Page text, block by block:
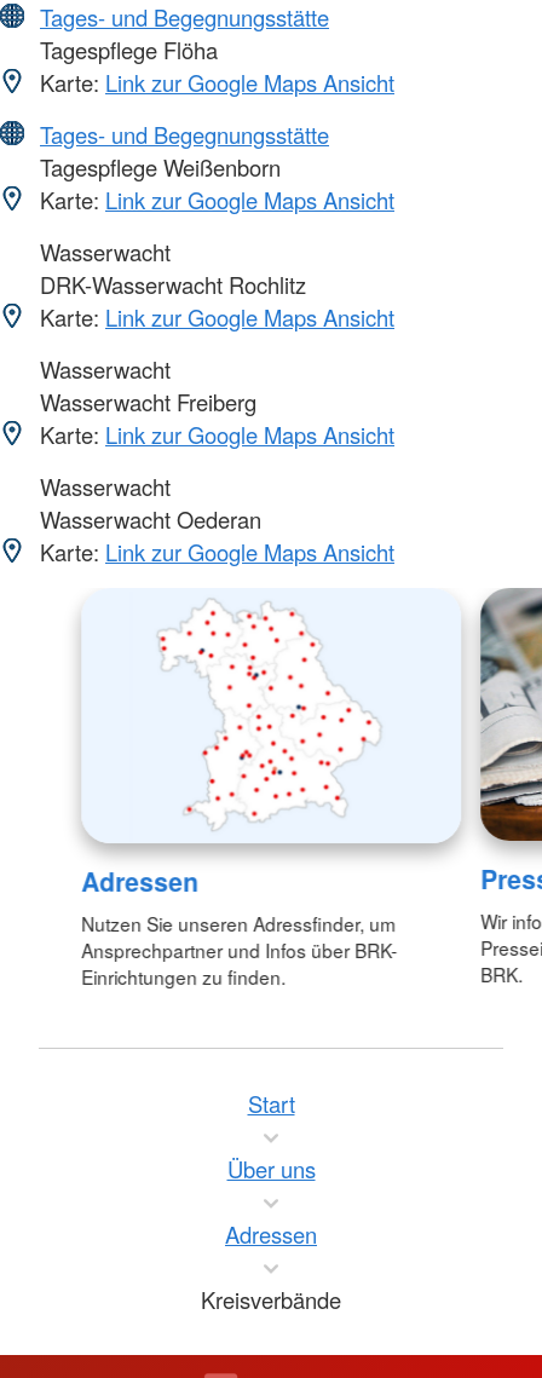
Tages- und Begegnungsstätte
Tagespflege Flöha
Karte: Link zur Google Maps Ansicht
Tages- und Begegnungsstätte
Tagespflege Weißenborn
Karte: Link zur Google Maps Ansicht
Wasserwacht
DRK-Wasserwacht Rochlitz
Karte: Link zur Google Maps Ansicht
Wasserwacht
Wasserwacht Freiberg
Karte: Link zur Google Maps Ansicht
Wasserwacht
Wasserwacht Oederan
Karte: Link zur Google Maps Ansicht
Adressen
Nutzen Sie unseren Adressfinder, um
Ansprechpartner und Infos über BRK-
Einrichtungen zu finden.
Wir
BRK.
Start
Über uns
Adressen
Kreisverbände